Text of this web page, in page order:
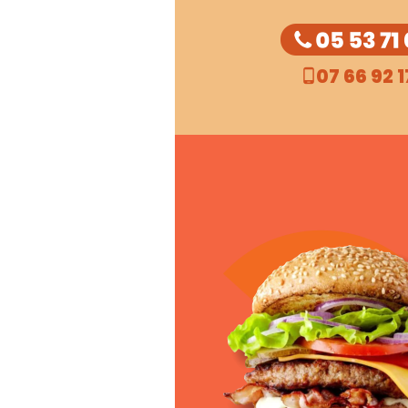
07 66 92